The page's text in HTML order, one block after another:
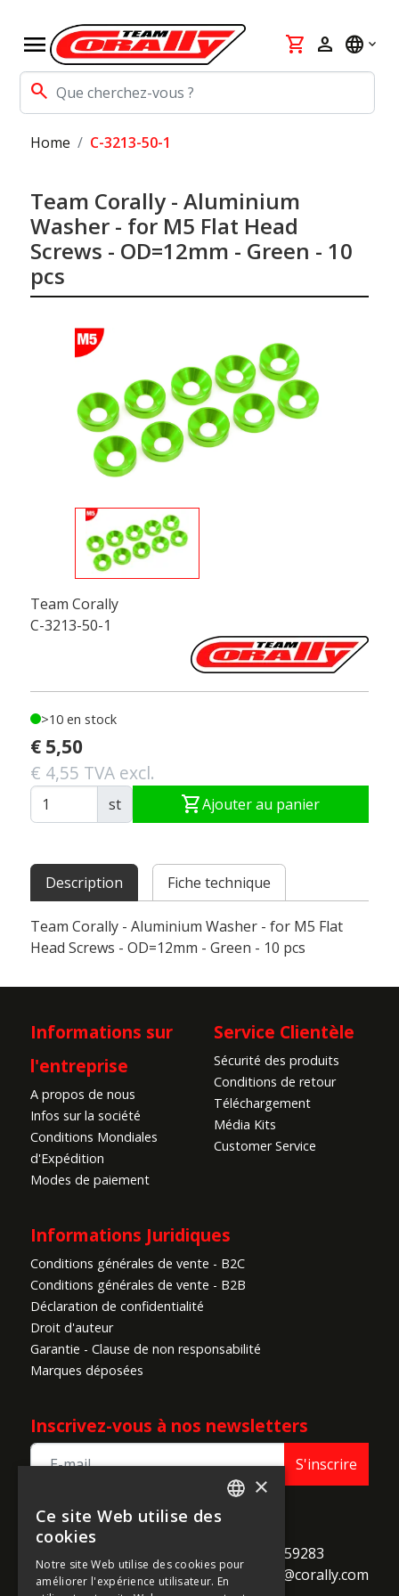
menu
search
shopping_cart person language
Home C-3213-50-1
Team Corally - Aluminium
Washer - for M5 Flat Head
Screws - OD=12mm - Green - 10
pcs
Team Corally
C-3213-50-1
>10 en stock
€ 5,50
€ 4,55 TVA excl.
st shopping_cartAjouter au panier
Description Fiche technique
Team Corally - Aluminium Washer - for M5 Flat
Head Screws - OD=12mm - Green - 10 pcs
Informations sur
l'entreprise
A propos de nous
Infos sur la société
Conditions Mondiales
d'Expédition
Modes de paiement
Service Clientèle
Sécurité des produits
Conditions de retour
Téléchargement
Média Kits
Customer Service
Informations Juridiques
Conditions générales de vente - B2C
Conditions générales de vente - B2B
Déclaration de confidentialité
Droit d'auteur
Garantie - Clause de non responsabilité
Marques déposées
Inscrivez-vous à nos newsletters
S'inscrire
TEAM CORALLY
B-2250 Olen
call +32 14 259283
alternate_email support@corally.com
×
Ce site Web utilise des
cookies
Notre site Web utilise des cookies pour
améliorer l'expérience utilisateur. En